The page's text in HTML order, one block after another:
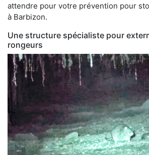
attendre pour votre prévention pour
à Barbizon.
Une structure spécialiste pour
rongeurs